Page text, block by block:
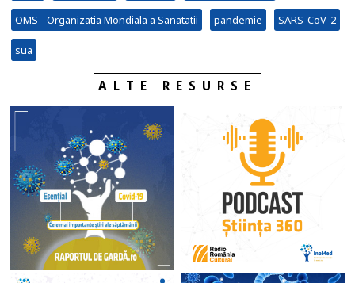
OMS - Organizatia Mondiala a Sanatatii pandemie SARS-CoV-2
sua
ALTE RESURSE